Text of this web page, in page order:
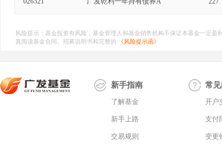
风险提示：基金投资有风险，基金管理人和基金销售机构不保证本基金一定
真阅读基金合同、招募说明书和完整的
《风险提示函》
新手指南
了解基金
新手上路
交易规则
常
开户
支付
变更